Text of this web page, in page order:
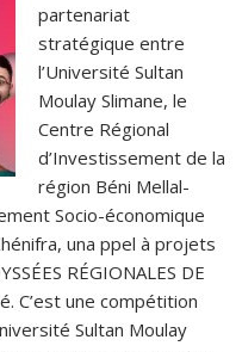
partenariat
stratégique entre
l’Université Sultan
Moulay Slimane, le
Centre Régional
d’Investissement de la
région Béni Mellal-
Socio-économique
una ppel à projets
RÉGIONALES DE
C’est une compétition
Sultan Moulay